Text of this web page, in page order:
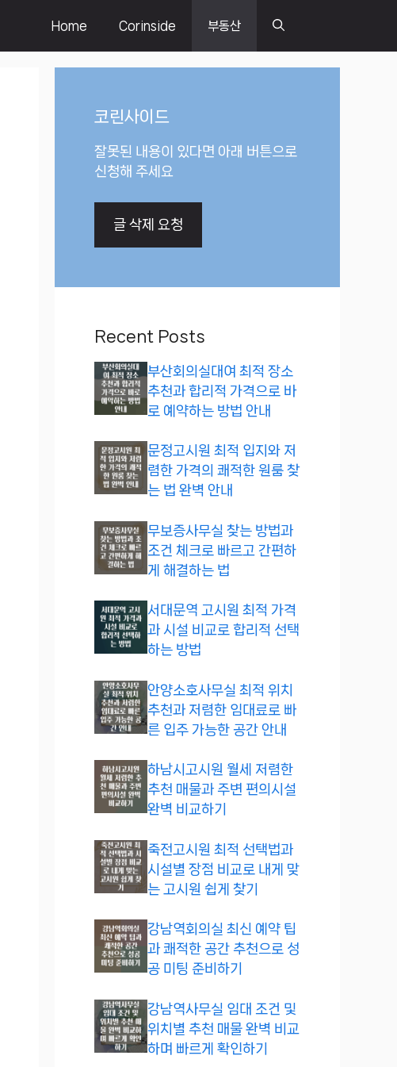
Home Corinside 부동산
코린사이드
잘못된 내용이 있다면 아래 버튼으로
신청해 주세요
글 삭제 요청
Recent Posts
부산회의실대여 최적 장소
추천과 합리적 가격으로 바
로 예약하는 방법 안내
문정고시원 최적 입지와 저
렴한 가격의 쾌적한 원룸 찾
는 법 완벽 안내
무보증사무실 찾는 방법과
조건 체크로 빠르고 간편하
게 해결하는 법
서대문역 고시원 최적 가격
과 시설 비교로 합리적 선택
하는 방법
안양소호사무실 최적 위치
추천과 저렴한 임대료로 빠
른 입주 가능한 공간 안내
하남시고시원 월세 저렴한
추천 매물과 주변 편의시설
완벽 비교하기
죽전고시원 최적 선택법과
시설별 장점 비교로 내게 맞
는 고시원 쉽게 찾기
강남역회의실 최신 예약 팁
과 쾌적한 공간 추천으로 성
공 미팅 준비하기
강남역사무실 임대 조건 및
위치별 추천 매물 완벽 비교
하며 빠르게 확인하기